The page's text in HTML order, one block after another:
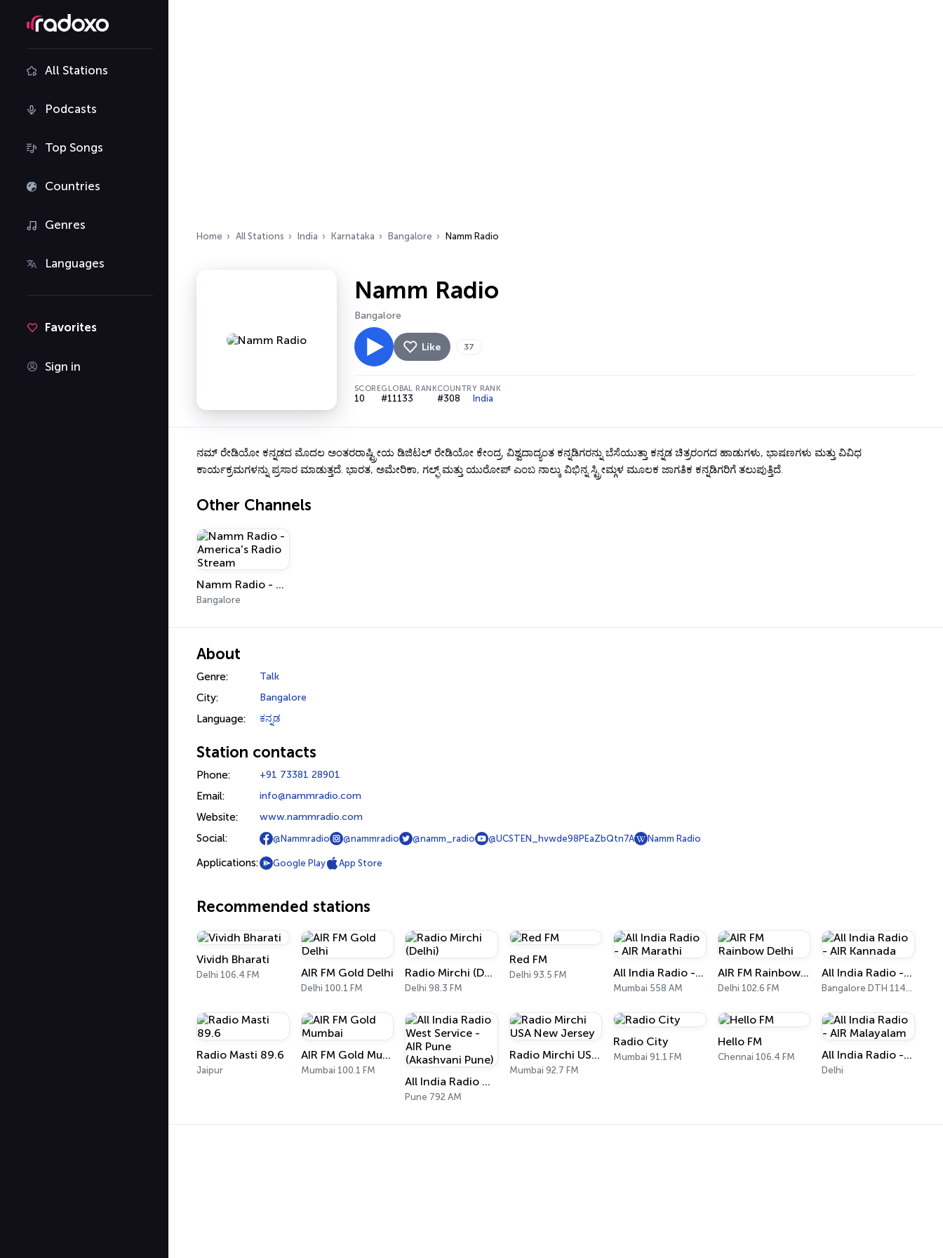
All Stations
Podcasts
Top Songs
Countries
Genres
Languages
Favorites
Sign in
Home All Stations India Karnataka Bangalore Namm Radio
Namm Radio
Bangalore
Like 37
SCORE
10
GLOBAL RANK
#11133
COUNTRY RANK
#308 India
ನಮ್ ರೇಡಿಯೋ ಕನ್ನಡದ ಮೊದಲ ಅಂತರರಾಷ್ಟ್ರೀಯ ಡಿಜಿಟಲ್ ರೇಡಿಯೋ ಕೇಂದ್ರ. ವಿಶ್ವದಾದ್ಯಂತ ಕನ್ನಡಿಗರನ್ನು ಬೆಸೆಯುತ್ತಾ ಕನ್ನಡ ಚಿತ್ರರಂಗದ ಹಾಡುಗಳು, ಭಾಷಣಗಳು ಮತ್ತು ವಿವಿಧ
ಕಾರ್ಯಕ್ರಮಗಳನ್ನು ಪ್ರಸಾರ ಮಾಡುತ್ತದೆ. ಭಾರತ, ಅಮೇರಿಕಾ, ಗಲ್ಫ್ ಮತ್ತು ಯುರೋಪ್ ಎಂಬ ನಾಲ್ಕು ವಿಭಿನ್ನ ಸ್ಟ್ರೀಮ್ಗಳ ಮೂಲಕ ಜಾಗತಿಕ ಕನ್ನಡಿಗರಿಗೆ ತಲುಪುತ್ತಿದೆ.
Other Channels
Namm Radio - America's Radio Stream
Bangalore
About
Genre: Talk
City: Bangalore
Language: ಕನ್ನಡ
Station contacts
Phone: +91 73381 28901
Email: info@nammradio.com
Website: www.nammradio.com
Social: @Nammradio @nammradio @namm_radio @UCSTEN_hvwde98PEaZbQtn7A Namm Radio
Applications: Google Play App Store
Recommended stations
Vividh Bharati
Delhi 106.4 FM AIR FM Gold Delhi
Delhi 100.1 FM
Radio Mirchi (Delhi)
Delhi 98.3 FM
Red FM
Delhi 93.5 FM All India Radio - AIR Marathi
Mumbai 558 AM
AIR FM Rainbow Delhi
Delhi 102.6 FM
All India Radio - AIR Kannada
Bangalore DTH 11470
Radio Masti 89.6
Jaipur
AIR FM Gold Mumbai
Mumbai 100.1 FM
All India Radio West Service - AIR Pune (Akashvani Pune)
Pune 792 AM
Radio Mirchi USA New Jersey
Mumbai 92.7 FM
Radio City
Mumbai 91.1 FM
Hello FM
Chennai 106.4 FM All India Radio - AIR Malayalam
Delhi